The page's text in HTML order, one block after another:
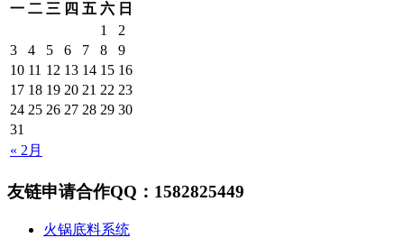
一 二 三 四 五 六 日
« 2月
1
2
3
4 5 6 7 8
9
10 11 12 13 14 15 16
17 18 19 20 21 22 23
24 25 26 27 28 29 30
31
友链申请合作QQ：1582825449
火锅底料系统